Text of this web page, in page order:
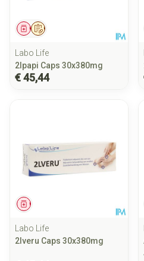
Op voorschrift
Geneesmiddel
Labo Life
2lpapi Caps 30x380mg
€ 45,44
Geneesmiddel
Labo Life
2lveru Caps 30x380mg